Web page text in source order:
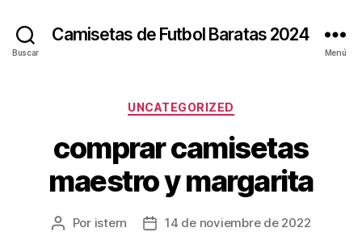
Buscar
Camisetas de Futbol Baratas 2024
Menú
Categorías
UNCATEGORIZED
comprar camisetas
maestro y margarita
Autor
Por istern
Fecha14 de noviembre de 2022